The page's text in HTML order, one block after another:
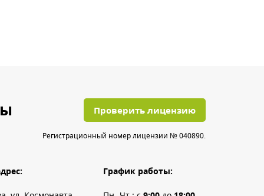
Проверить лицензию
Регистрационный номер лицензии № 040890.
График работы: